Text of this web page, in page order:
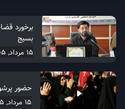
برخورد
بسیج
15 مرداد, 1405
حضور
15 مرداد, 1405